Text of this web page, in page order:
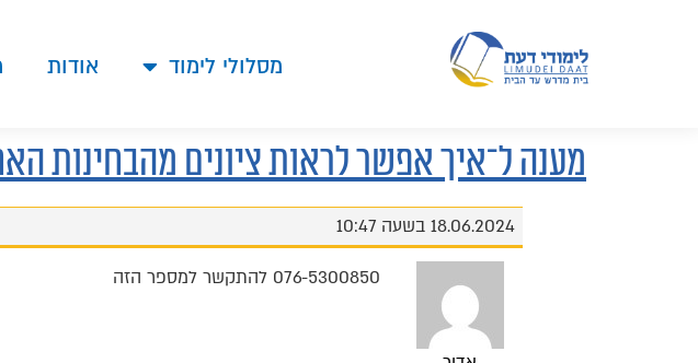
מסלולי לימוד אודות
מענה ל־איך אפשר לראות ציונים מהבחינות
18.06.2024 בשעה 10:47
076-5300850 להתקשר למספר הזה